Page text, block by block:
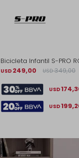
Bicicleta Infantil S-PRO
USD 249,00 USD 349,00
USD
USD